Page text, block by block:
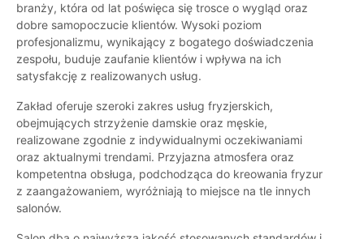
branży, która od lat poświęca się trosce o wygląd oraz
dobre samopoczucie klientów. Wysoki poziom
profesjonalizmu, wynikający z bogatego doświadczenia
zespołu, buduje zaufanie klientów i wpływa na ich
satysfakcję z realizowanych usług.
Zakład oferuje szeroki zakres usług fryzjerskich,
obejmujących strzyżenie damskie oraz męskie,
realizowane zgodnie z indywidualnymi oczekiwaniami
oraz aktualnymi trendami. Przyjazna atmosfera oraz
kompetentna obsługa, podchodząca do kreowania fryzur
z zaangażowaniem, wyróżniają to miejsce na tle innych
salonów.